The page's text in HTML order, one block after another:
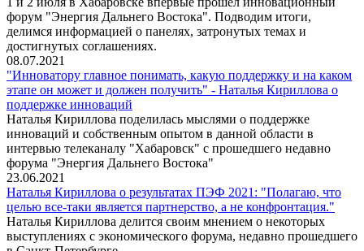
форум "Энергия Дальнего Востока". Подводим итоги,
делимся информацией о панелях, затронутых темах и
достигнутых соглашениях.
08.07.2021
"Инноватору главное понимать, какую поддержку и на каком
этапе он может и должен получить" - Наталья Кириллова о
поддержке инноваций
Наталья Кириллова поделилась мыслями о поддержке
инноваций и собственным опытом в данной области в
интервью телеканалу "Хабаровск" с прошедшего недавно
форума "Энергия Дальнего Востока"
23.06.2021
Наталья Кириллова о результатах ПЭФ 2021: "Полагаю, что
целью все-таки является партнерство, а не конфронтация."
Наталья Кириллова делится своим мнением о некоторых
выступлениях с экономического форума, недавно прошедшего